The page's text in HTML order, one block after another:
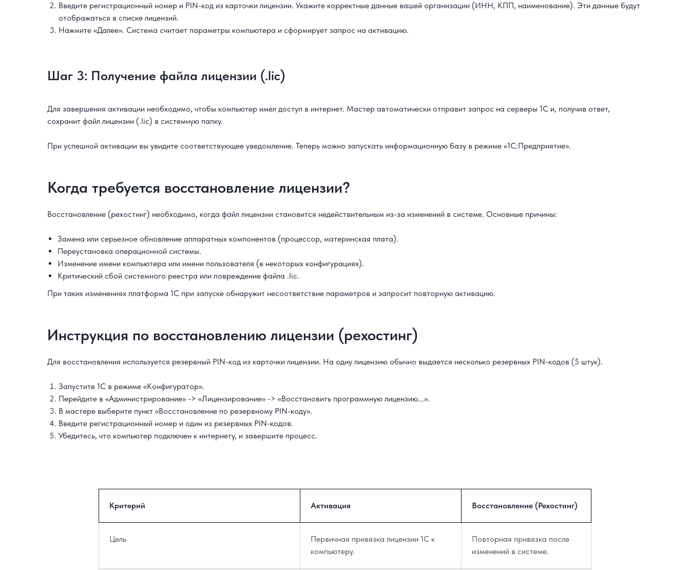
Введите регистрационный номер и PIN-код из карточки лицензии. Укажите корректные данные вашей организации (ИНН, КПП, наименование). Эти данные будут
отображаться в списке лицензий.
Нажмите «Далее». Система считает параметры компьютера и сформирует запрос на активацию.
Шаг 3: Получение файла лицензии (.lic)
Для завершения активации необходимо, чтобы компьютер имел доступ в интернет. Мастер автоматически отправит запрос на серверы 1С и, получив ответ,
сохранит файл лицензии (.lic) в системную папку.
При успешной активации вы увидите соответствующее уведомление. Теперь можно запускать информационную базу в режиме «1С:Предприятие».
Когда требуется восстановление лицензии?
Восстановление (рехостинг) необходимо, когда файл лицензии становится недействительным из-за изменений в системе. Основные причины:
Замена или серьезное обновление аппаратных компонентов (процессор, материнская плата).
Переустановка операционной системы.
Изменение имени компьютера или имени пользователя (в некоторых конфигурациях).
Критический сбой системного реестра или повреждение файла .lic.
При таких изменениях платформа 1С при запуске обнаружит несоответствие параметров и запросит повторную активацию.
Инструкция по восстановлению лицензии (рехостинг)
Для восстановления используется резервный PIN-код из карточки лицензии. На одну лицензию обычно выдается несколько резервных PIN-кодов (5 штук).
Запустите 1С в режиме «Конфигуратор».
Перейдите в «Администрирование» -> «Лицензирование» -> «Восстановить программную лицензию...».
В мастере выберите пункт «Восстановление по резервному PIN-коду».
Введите регистрационный номер и один из резервных PIN-кодов.
Убедитесь, что компьютер подключен к интернету, и завершите процесс.
Критерий Активация Восстановление (Рехостинг)
Цель
Первичная привязка лицензии 1С к
компьютеру.
Повторная привязка после
изменений в системе.